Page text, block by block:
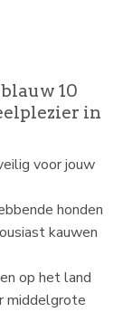
10
in
voor jouw
honden
kauwen
op het land
middelgrote